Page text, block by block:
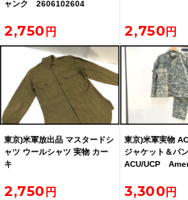
ャンク 2606102604
2,750 2,750
東京)米軍放出品 マスタードシ
ャツ ウールシャツ 実物 カー
キ
2,750
東京)米軍実物
ジャケット＆パ
ACU/UCP
3,300